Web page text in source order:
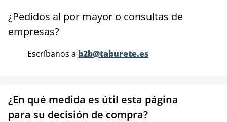
¿Pedidos al por mayor o consultas de
empresas?
Escríbanos a b2b@taburete.es
¿En qué medida es útil esta página
para su decisión de compra?